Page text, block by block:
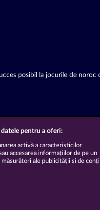
posibil la jocurile de noroc
pentru a oferi:
activă a caracteristicilor
accesarea informațiilor de pe un
ale publicității și de